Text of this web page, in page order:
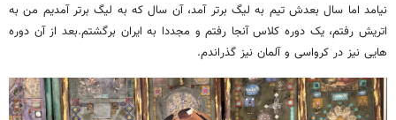
نیامد اما سال بعدش تیم به لیگ برتر آمد، آن سال که به لیگ برتر آمدیم من به
اتریش رفتم، یک دوره کلاس آنجا رفتم و مجددا به ایران برگشتم.بعد از آن دوره
هایی نیز در کرواسی و آلمان نیز گذراندم.